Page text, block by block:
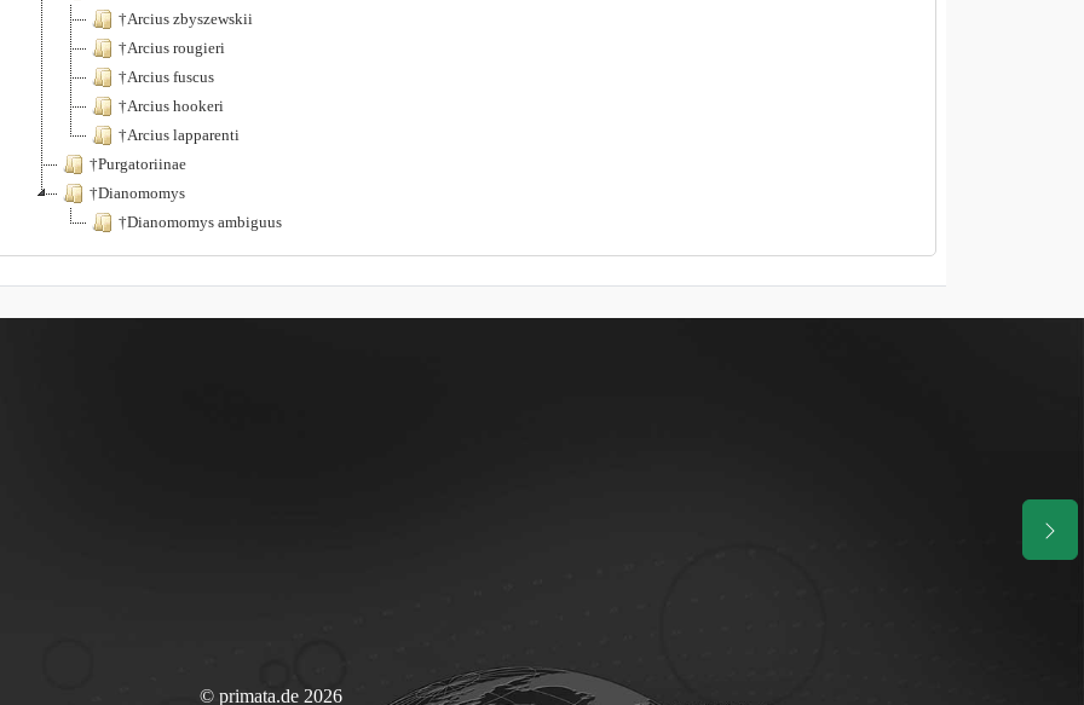
†Arcius zbyszewskii
†Arcius rougieri
†Arcius fuscus
†Arcius hookeri
†Arcius lapparenti
†Purgatoriinae
†Dianomomys
†Dianomomys ambiguus
© primata.de 2026